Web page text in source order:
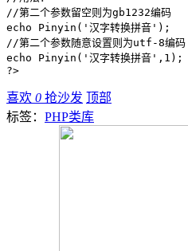
//第二个参数留空则为gb1232编码
echo Pinyin('汉字转换拼音');
//第二个参数随意设置则为utf-8编码
echo Pinyin('汉字转换拼音',1);
喜欢 0 抢沙发 顶部
标签： PHP类库